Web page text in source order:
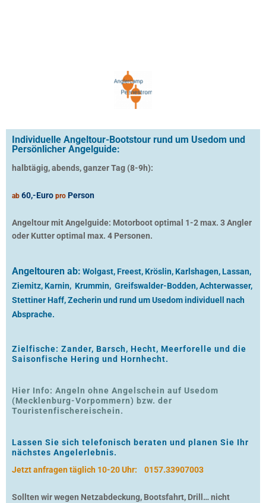
Individuelle Angeltour-Bootstour rund um Usedom und
Persönlicher Angelguide:
halbtägig, abends, ganzer Tag (8-9h):
ab 60,-Euro pro Person
Angeltour mit Angelguide: Motorboot optimal 1-2 max. 3 Angler
oder Kutter optimal max. 4 Personen.
Angeltouren ab: Wolgast, Freest, Kröslin, Karlshagen, Lassan,
Ziemitz, Karnin, Krummin, Greifswalder-Bodden, Achterwasser,
Stettiner Haff, Zecherin und rund um Usedom individuell nach
Absprache.
Zielfische: Zander, Barsch, Hecht, Meerforelle und die
Saisonfische Hering und Hornhecht.
Hier Info: Angeln ohne Angelschein auf Usedom
(Mecklenburg-Vorpommern) bzw. der
Touristenfischereischein.
Lassen Sie sich telefonisch beraten und planen Sie Ihr
nächstes Angelerlebnis.
Jetzt anfragen täglich 10-20 Uhr:
0157.33907003
Sollten wir wegen Netzabdeckung, Bootsfahrt, Drill… nicht